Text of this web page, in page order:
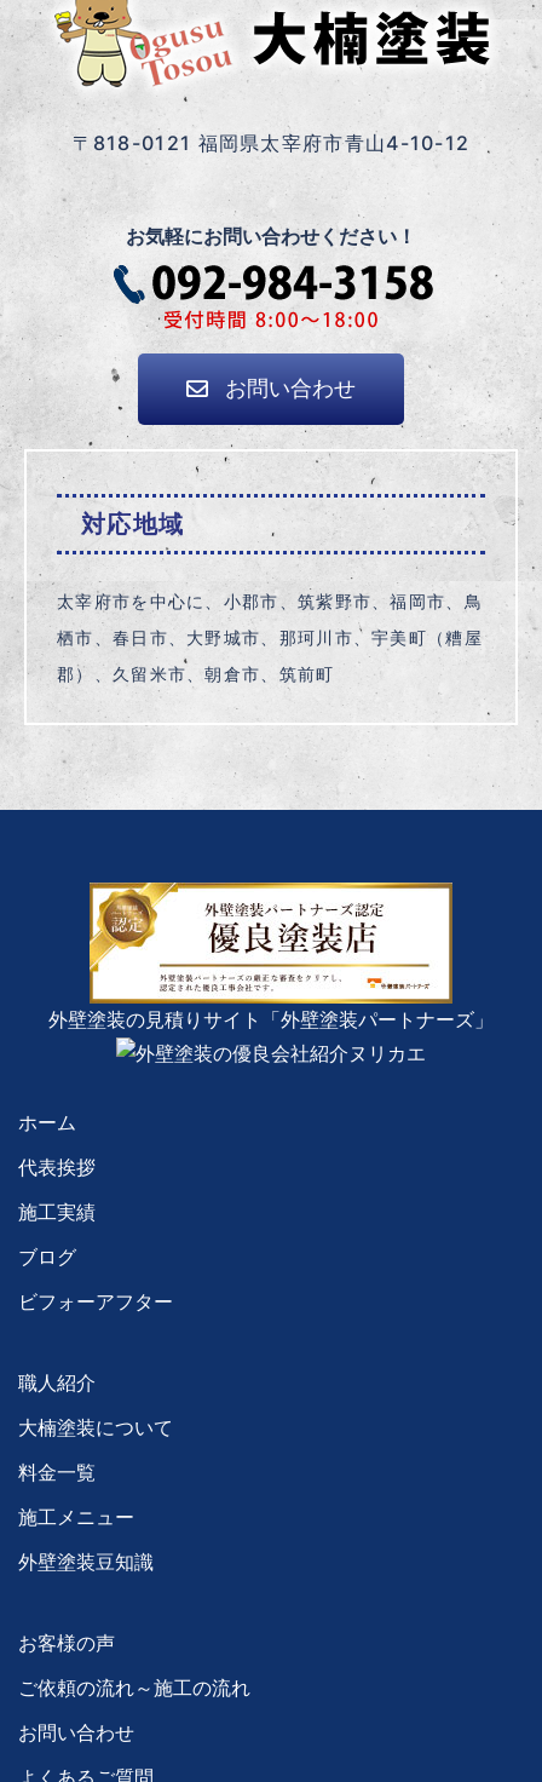
〒818-0121 福岡県太宰府市青山4-10-12
お気軽にお問い合わせください！
お問い合わせ
対応地域
太宰府市を中心に、小郡市、筑紫野市、福岡市、鳥
栖市、春日市、大野城市、那珂川市、宇美町（糟屋
郡）、久留米市、朝倉市、筑前町
外壁塗装の見積りサイト「外壁塗装パートナーズ」
ホーム
代表挨拶
施工実績
ブログ
ビフォーアフター
職人紹介
大楠塗装について
料金一覧
施工メニュー
外壁塗装豆知識
お客様の声
ご依頼の流れ～施工の流れ
お問い合わせ
よくあるご質問